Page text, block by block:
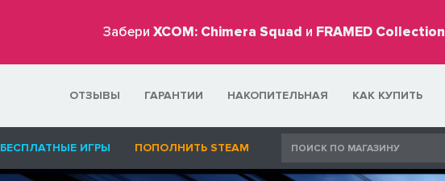
Забери XCOM: Chimera Squad и FRAMED Collection
ОТЗЫВЫ ГАРАНТИИ НАКОПИТЕЛЬНАЯ КАК КУПИТЬ
БЕСПЛАТНЫЕ ИГРЫ ПОПОЛНИТЬ STEAM